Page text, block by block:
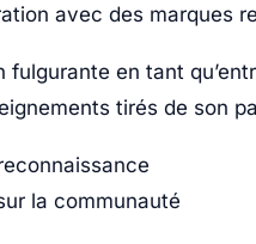
avec des marques
fulgurante en tant
tirés de son
la communauté